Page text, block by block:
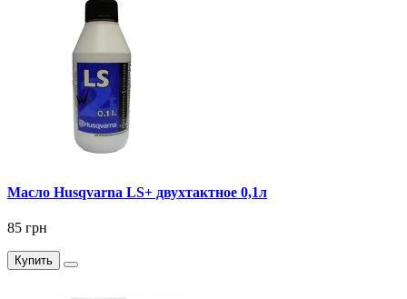
Масло Husqvarna LS+ двухтактное 0,1л
85 грн
Купить